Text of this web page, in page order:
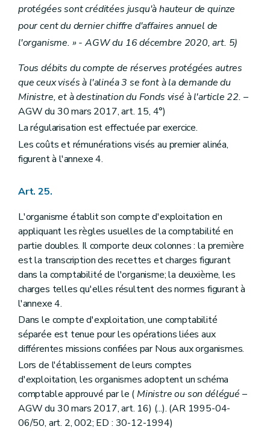
protégées sont créditées jusqu'à hauteur de quinze
pour cent du dernier chiffre d'affaires annuel de
l'organisme. » - AGW du 16 décembre 2020, art. 5)
Tous débits du compte de réserves protégées autres
que ceux visés à l'alinéa 3 se font à la demande du
Ministre, et à destination du Fonds visé à l'article 22. –
AGW du 30 mars 2017, art. 15, 4°)
La régularisation est effectuée par exercice.
Les coûts et rémunérations visés au premier alinéa,
figurent à l'annexe 4.
Art. 25.
L'organisme établit son compte d'exploitation en
appliquant les règles usuelles de la comptabilité en
partie doubles. Il comporte deux colonnes : la première
est la transcription des recettes et charges figurant
dans la comptabilité de l'organisme; la deuxième, les
charges telles qu'elles résultent des normes figurant à
l'annexe 4.
Dans le compte d'exploitation, une comptabilité
séparée est tenue pour les opérations liées aux
différentes missions confiées par Nous aux organismes.
Lors de l'établissement de leurs comptes
d'exploitation, les organismes adoptent un schéma
comptable approuvé par le (Ministre ou son délégué –
AGW du 30 mars 2017, art. 16) (...). (AR 1995-04-
06/50, art. 2, 002; ED : 30-12-1994)